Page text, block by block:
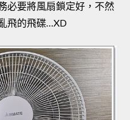
必要將風扇鎖定好，不然
飛的飛碟…XD